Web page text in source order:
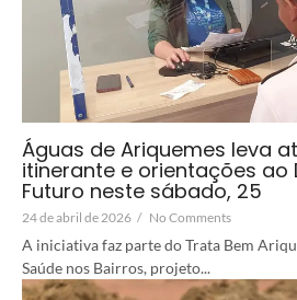
Águas de Ariquemes leva
itinerante e orientações ao
Futuro neste sábado, 25
24 de abril de 2026 / No Comments
A iniciativa faz parte do Trata Bem
Saúde nos Bairros, projeto...